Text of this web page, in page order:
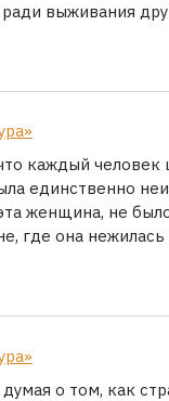
выживания
каждый человек
единственно
женщина, не
где она
о том, как